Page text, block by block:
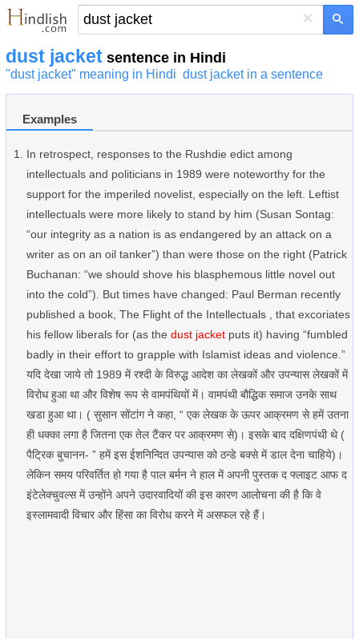
×
dust jacket sentence in Hindi
"dust jacket" meaning in Hindi dust jacket in a sentence
Examples
In retrospect, responses to the Rushdie edict among
intellectuals and politicians in 1989 were noteworthy for the
support for the imperiled novelist, especially on the left. Leftist
intellectuals were more likely to stand by him (Susan Sontag:
“our integrity as a nation is as endangered by an attack on a
writer as on an oil tanker”) than were those on the right (Patrick
Buchanan: “we should shove his blasphemous little novel out
into the cold”). But times have changed: Paul Berman recently
published a book, The Flight of the Intellectuals , that excoriates
his fellow liberals for (as the dust jacket puts it) having “fumbled
badly in their effort to grapple with Islamist ideas and violence.”
यदि देखा जाये तो 1989 में रश्दी के विरुद्ध आदेश का लेखकों और उपन्यास लेखकों में
विरोध हुआ था और विशेष रूप से वामपंथियों में। वामपंथी बौद्धिक समाज उनके साथ
खडा हुआ था। ( सुसान सोंटांग ने कहा, “ एक लेखक के ऊपर आक्रमण से हमें उतना
ही धक्का लगा है जितना एक तेल टैंकर पर आक्रमण से)। इसके बाद दक्षिणपंथी थे (
पैट्रिक बुचानन- ” हमें इस ईशनिन्दित उपन्यास को ठन्डे बक्से में डाल देना चाहिये)।
लेकिन समय परिवर्तित हो गया है पाल बर्मन ने हाल में अपनी पुस्तक द फ्लाइट आफ द
इंटेलेक्चुवल्स में उन्होंने अपने उदारवादियों की इस कारण आलोचना की है कि वे
इस्लामवादी विचार और हिंसा का विरोध करने में असफल रहे हैं।